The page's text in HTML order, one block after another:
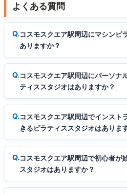
よくある質問
コスモスクエア駅周辺にマシンピ
ありますか？
コスモスクエア駅周辺にパーソナ
ティススタジオはありますか？
コスモスクエア駅周辺でインスト
きるピラティススタジオはありま
コスモスクエア駅周辺で初心者が
スタジオはありますか？